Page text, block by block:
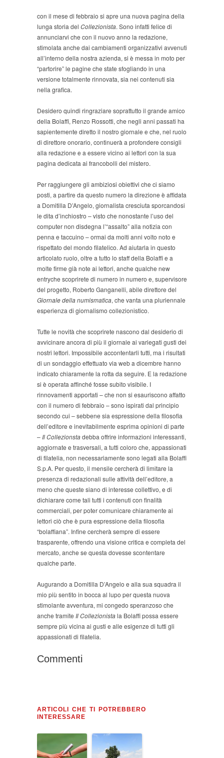
con il mese di febbraio si apre una nuova pagina della
lunga storia del Collezionista. Sono infatti felice di
annunciarvi che con il nuovo anno la redazione,
stimolata anche dai cambiamenti organizzativi avvenuti
all’interno della nostra azienda, si è messa in moto per
“partorire” le pagine che state sfogliando in una
versione totalmente rinnovata, sia nei contenuti sia
nella grafica.
Desidero quindi ringraziare soprattutto il grande amico
della Bolaffi, Renzo Rossotti, che negli anni passati ha
sapientemente diretto il nostro giornale e che, nel ruolo
di direttore onorario, continuerà a profondere consigli
alla redazione e a essere vicino ai lettori con la sua
pagina dedicata ai francobolli del mistero.
Per raggiungere gli ambiziosi obiettivi che ci siamo
posti, a partire da questo numero la direzione è affidata
a Domitilla D’Angelo, giornalista cresciuta sporcandosi
le dita d’inchiostro – visto che nonostante l’uso del
computer non disdegna l’“assalto” alla notizia con
penna e taccuino – ormai da molti anni volto noto e
rispettato del mondo filatelico. Ad aiutarla in questo
articolato ruolo, oltre a tutto lo staff della Bolaffi e a
molte firme già note ai lettori, anche qualche new
entryche scoprirete di numero in numero e, supervisore
del progetto, Roberto Ganganelli, abile direttore del
Giornale della numismatica, che vanta una pluriennale
esperienza di giornalismo collezionistico.
Tutte le novità che scoprirete nascono dal desiderio di
avvicinare ancora di più il giornale ai variegati gusti dei
nostri lettori. Impossibile accontentarli tutti, ma i risultati
di un sondaggio effettuato via web a dicembre hanno
indicato chiaramente la rotta da seguire. E la redazione
si è operata affinché fosse subito visibile. I
rinnovamenti apportati – che non si esauriscono affatto
con il numero di febbraio – sono ispirati dal principio
secondo cui – sebbene sia espressione della filosofia
dell’editore e inevitabilmente esprima opinioni di parte
– Il Collezionstadebba offrire informazioni interessanti,
aggiornate e trasversali, a tutti coloro che, appassionati
di filatelia, non necessariamente sono legati alla Bolaffi
S.p.A. Per questo, il mensile cercherà di limitare la
presenza di redazionali sulle attività dell’editore, a
meno che queste siano di interesse collettivo, e di
dichiarare come tali tutti i contenuti con finalità
commerciali, per poter comunicare chiaramente ai
lettori ciò che è pura espressione della filosofia
“bolaffiana”. Infine cercherà sempre di essere
trasparente, offrendo una visione critica e completa del
mercato, anche se questa dovesse scontentare
qualche parte.
Augurando a Domitilla D’Angelo e alla sua squadra il
mio più sentito in bocca al lupo per questa nuova
stimolante avventura, mi congedo speranzoso che
anche tramite Il Collezionistala Bolaffi possa essere
sempre più vicina ai gusti e alle esigenze di tutti gli
appassionati di filatelia.
Commenti
ARTICOLI CHE TI POTREBBERO
INTERESSARE